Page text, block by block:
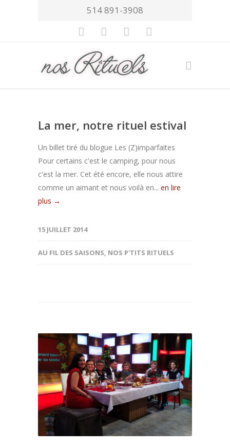
514 891-3908
La mer, notre rituel estival
Un billet tiré du blogue Les (Z)imparfaites
Pour certains c'est le camping, pour nous
c'est la mer. Cet été encore, elle nous attire
comme un aimant et nous voilà en... en lire
plus →
15 JUILLET 2014
AU FIL DES SAISONS, NOS P'TITS RITUELS